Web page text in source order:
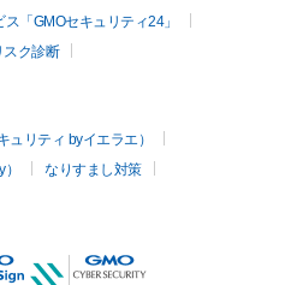
「GMOセキュリティ24」
スク診断
リティ byイエラエ）
なりすまし対策